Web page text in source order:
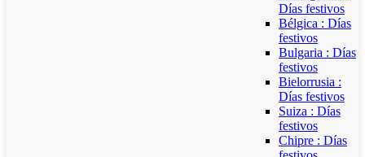
Días festivos
Bélgica : Días
festivos
Bulgaria : Días
festivos
Bielorrusia :
Días festivos
Suiza : Días
festivos
Chipre : Días